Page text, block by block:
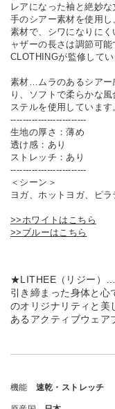
レアになった袖と絶妙
手のシアー素材を使用
素材で、シワになりに
ャザーの長さは調節可
CLOTHINGが監修してい
素材…ムラのあるシアー
り、ソフトで柔らかな
ステルを使用しています
-------------------------
生地の厚さ：薄め
透け感：あり
ストレッチ：あり
-------------------------
＜シーン＞
ヨガ、ホットヨガ、ピラ
>>ホワイトはこちら
>>ブルーはこちら
★LITHEE（リジー）…
引き締まった身体と心
のオリジナリティと美
あるアクティブウェア
機能 速乾・ストレッチ